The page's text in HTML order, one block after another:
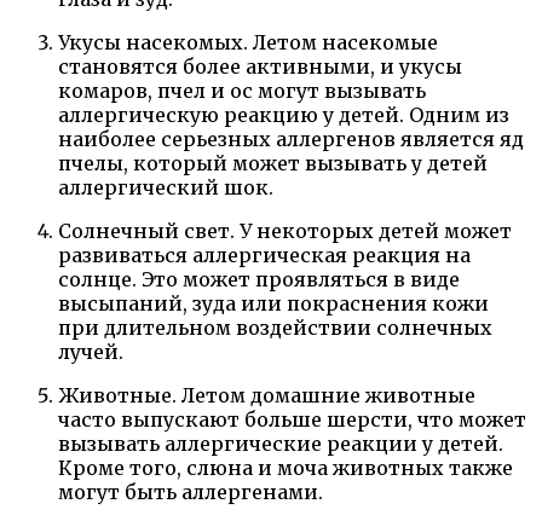
Укусы насекомых. Летом насекомые
становятся более активными, и укусы
комаров, пчел и ос могут вызывать
аллергическую реакцию у детей. Одним из
наиболее серьезных аллергенов является яд
пчелы, который может вызывать у детей
аллергический шок.
Солнечный свет. У некоторых детей может
развиваться аллергическая реакция на
солнце. Это может проявляться в виде
высыпаний, зуда или покраснения кожи
при длительном воздействии солнечных
лучей.
Животные. Летом домашние животные
часто выпускают больше шерсти, что может
вызывать аллергические реакции у детей.
Кроме того, слюна и моча животных также
могут быть аллергенами.